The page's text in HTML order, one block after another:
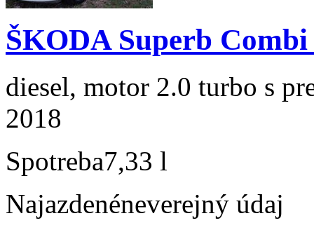
ŠKODA Superb
diesel, motor 2.0 turbo s
2018
Spotreba7,33 l
Najazdenéneverejný údaj